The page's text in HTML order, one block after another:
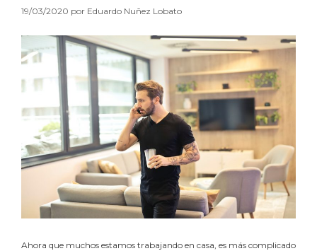
19/03/2020 por Eduardo Nuñez Lobato
Ahora que muchos estamos trabajando en casa, es más complicado